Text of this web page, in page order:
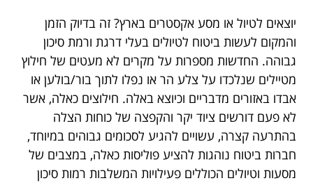
יוצאים לטיול או מסע אקסטרים בארץ? זה בדיוק הזמן
והמקום לעשות ביטוח לטיולים בעלי דרגת ורמת סיכון
גבוהה. החדשות מספרות על מקרים לא מעטים של חילוץ
מטיילים שנלכדו על צלע הר או נפלו לתוך בור/בולען או
אבדו באזורים מדבריים וכיוצא באלה. חילוצים כאלה, אשר
לא פעם דורשים ציוד יקר והקפצה של כוחות הצלה
בהתרעה קצרה, עשויים להגיע לסכומים גבוהים במיוחד,
חברות ביטוח נוהגות להציע פוליסות כאלה, במצבים של
מסעות וטיולים הכוללים פעילויות המשלבות רמות סיכון